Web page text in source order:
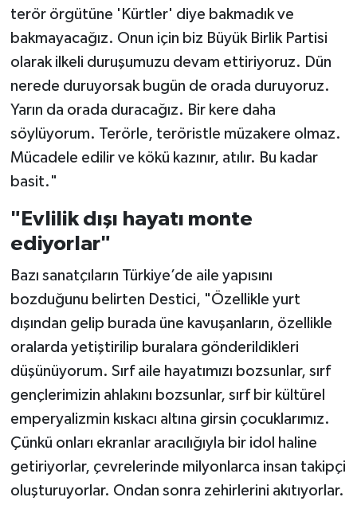
terör örgütüne 'Kürtler' diye bakmadık ve
bakmayacağız. Onun için biz Büyük Birlik Partisi
olarak ilkeli duruşumuzu devam ettiriyoruz. Dün
nerede duruyorsak bugün de orada duruyoruz.
Yarın da orada duracağız. Bir kere daha
söylüyorum. Terörle, teröristle müzakere olmaz.
Mücadele edilir ve kökü kazınır, atılır. Bu kadar
basit."
"Evlilik dışı hayatı monte
ediyorlar"
Bazı sanatçıların Türkiye’de aile yapısını
bozduğunu belirten Destici, "Özellikle yurt
dışından gelip burada üne kavuşanların, özellikle
oralarda yetiştirilip buralara gönderildikleri
düşünüyorum. Sırf aile hayatımızı bozsunlar, sırf
gençlerimizin ahlakını bozsunlar, sırf bir kültürel
emperyalizmin kıskacı altına girsin çocuklarımız.
Çünkü onları ekranlar aracılığıyla bir idol haline
getiriyorlar, çevrelerinde milyonlarca insan takipçi
oluşturuyorlar. Ondan sonra zehirlerini akıtıyorlar.